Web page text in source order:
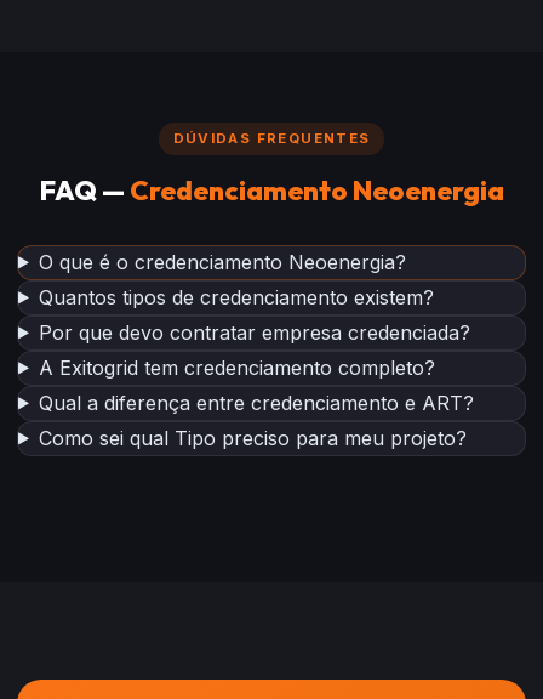
DÚVIDAS FREQUENTES
FAQ — Credenciamento Neoenergia
O que é o credenciamento Neoenergia?
Quantos tipos de credenciamento existem?
Por que devo contratar empresa credenciada?
A Exitogrid tem credenciamento completo?
Qual a diferença entre credenciamento e ART?
Como sei qual Tipo preciso para meu projeto?